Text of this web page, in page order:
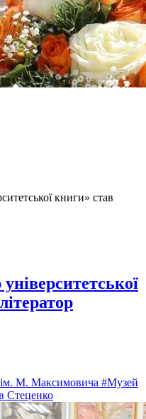
книги» став
ім. М. Максимовича #Музей
Стеценко